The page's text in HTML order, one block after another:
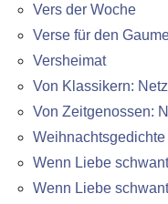
Vers der Woche
Verse für den
Versheimat
Von Klassikern:
Von Zeitgenossen:
Weihnachtsgedichte
Wenn Liebe
Wenn Liebe